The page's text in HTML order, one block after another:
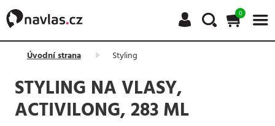
0
Úvodní strana Styling
STYLING NA VLASY,
ACTIVILONG, 283 ML